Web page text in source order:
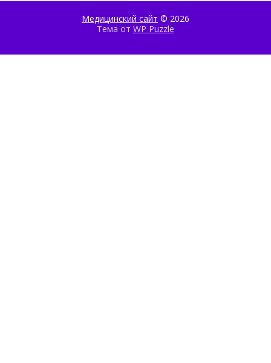
Медицинский сайт © 2026
Тема от WP Puzzle